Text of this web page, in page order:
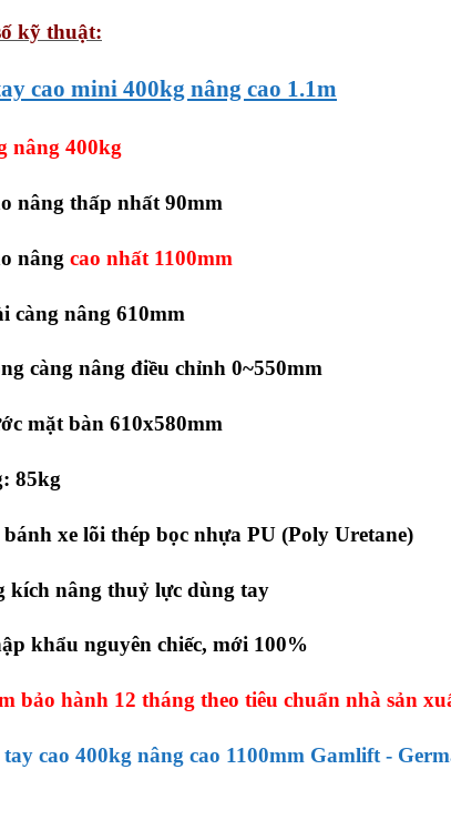
kỹ thuật:
cao mini 400kg nâng cao 1.1m
nâng 400kg
nâng thấp nhất 90mm
nâng cao nhất 1100mm
càng nâng 610mm
càng nâng điều chỉnh 0~550mm
mặt bàn 610x580mm
85kg
xe lõi thép bọc nhựa PU (Poly Uretane)
kích nâng thuỷ lực dùng tay
khẩu nguyên chiếc, mới 100%
bảo hành 12 tháng theo tiêu chuẩn nhà sản